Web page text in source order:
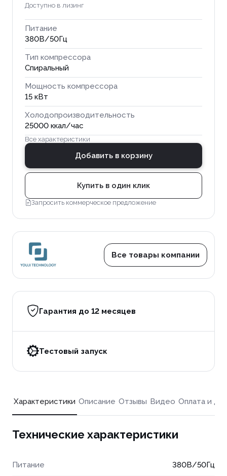
Доступно в лизинг
Питание
380В/50Гц
Тип компрессора
Спиральный
Мощность компрессора
15 кВт
Холодопроизводительность
25000 ккал/час
Все характеристики
Добавить в корзину
Купить в один клик
Запросить коммерческое предложение
Все товары компании
Гарантия до 12 месяцев
Тестовый запуск
Характеристики Описание Отзывы Видео Оплата и
Технические характеристики
Питание 380В/50Гц